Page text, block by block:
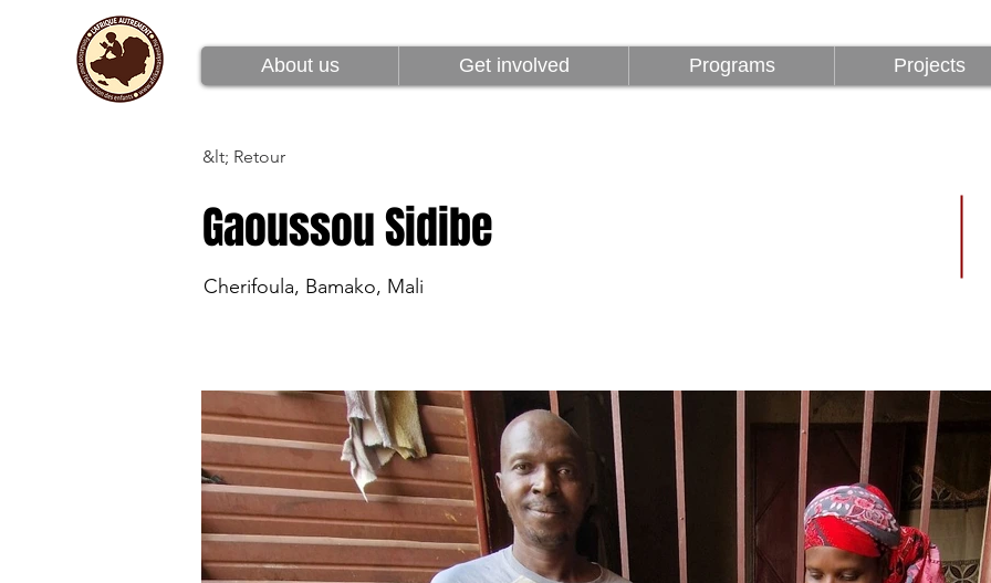
À propos de nous Être impliqué Programmes
About us Get involved Programs Projects
&lt; Retour
Gaoussou Sidibe
Cherifoula, Bamako, Mali